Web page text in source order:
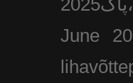
پاک2025،
June